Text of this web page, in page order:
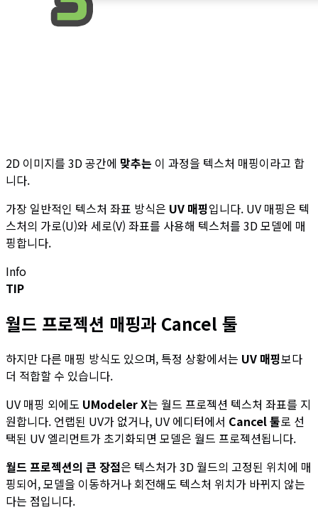
2D 이미지를 3D 공간에 맞추는 이 과정을 텍스처 매핑이라고 합
니다.
가장 일반적인 텍스처 좌표 방식은 UV 매핑입니다. UV 매핑은 텍
스처의 가로(U)와 세로(V) 좌표를 사용해 텍스처를 3D 모델에 매
핑합니다.
Info
TIP
월드 프로젝션 매핑과 Cancel 툴
하지만 다른 매핑 방식도 있으며, 특정 상황에서는 UV 매핑보다
더 적합할 수 있습니다.
UV 매핑 외에도 UModeler X는 월드 프로젝션 텍스처 좌표를 지
원합니다. 언랩된 UV가 없거나, UV 에디터에서 Cancel 툴로 선
택된 UV 엘리먼트가 초기화되면 모델은 월드 프로젝션됩니다.
월드 프로젝션의 큰 장점은 텍스처가 3D 월드의 고정된 위치에 매
핑되어, 모델을 이동하거나 회전해도 텍스처 위치가 바뀌지 않는
다는 점입니다.